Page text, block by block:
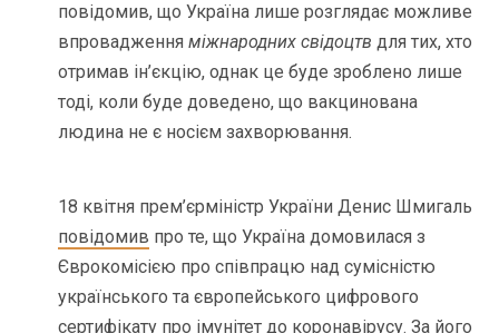
повідомив, що Україна лише розглядає можливе
впровадженняміжнародних свідоцтв для тих, хто
отримав ін’єкцію, однак це буде зроблено лише
тоді, коли буде доведено, що вакцинована
людина не є носієм захворювання.
18 квітня прем’єрміністр України Денис Шмигаль
повідомив про те, що Україна домовилася з
Єврокомісією про співпрацю над сумісністю
українського та європейського цифрового
сертифікату про імунітет до коронавірусу. За його